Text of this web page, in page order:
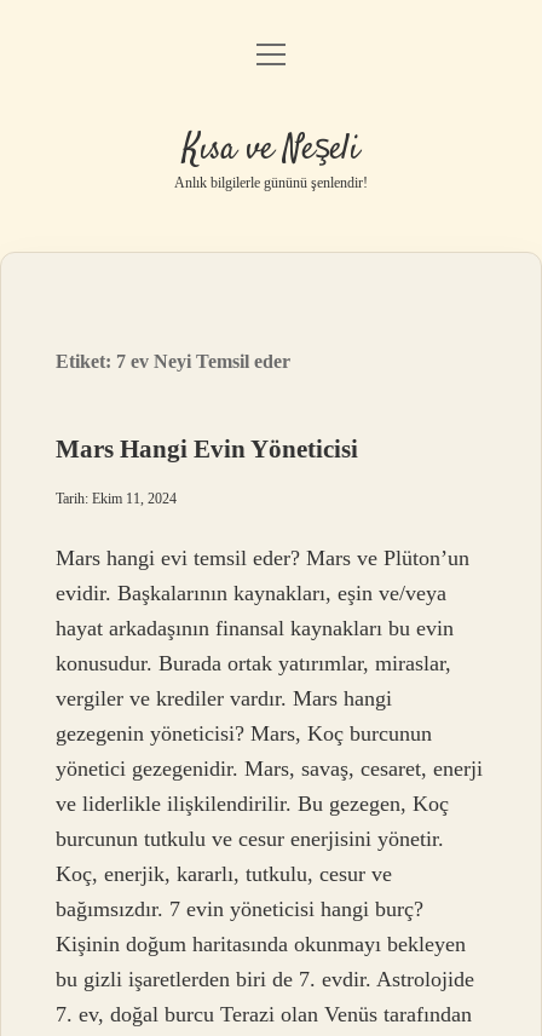
Anasayfa
Yasal Uyarı
menüyü
Kısa ve Neşeli
Anlık bilgilerle gününü şenlendir!
Etiket: 7 ev Neyi Temsil eder
Mars Hangi Evin Yöneticisi
Tarih: Ekim 11, 2024
Mars hangi evi temsil eder? Mars ve Plüton’un
evidir. Başkalarının kaynakları, eşin ve/veya
hayat arkadaşının finansal kaynakları bu evin
konusudur. Burada ortak yatırımlar, miraslar,
vergiler ve krediler vardır. Mars hangi
gezegenin yöneticisi? Mars, Koç burcunun
yönetici gezegenidir. Mars, savaş, cesaret, enerji
ve liderlikle ilişkilendirilir. Bu gezegen, Koç
burcunun tutkulu ve cesur enerjisini yönetir.
Koç, enerjik, kararlı, tutkulu, cesur ve
bağımsızdır. 7 evin yöneticisi hangi burç?
Kişinin doğum haritasında okunmayı bekleyen
bu gizli işaretlerden biri de 7. evdir. Astrolojide
7. ev, doğal burcu Terazi olan Venüs tarafından